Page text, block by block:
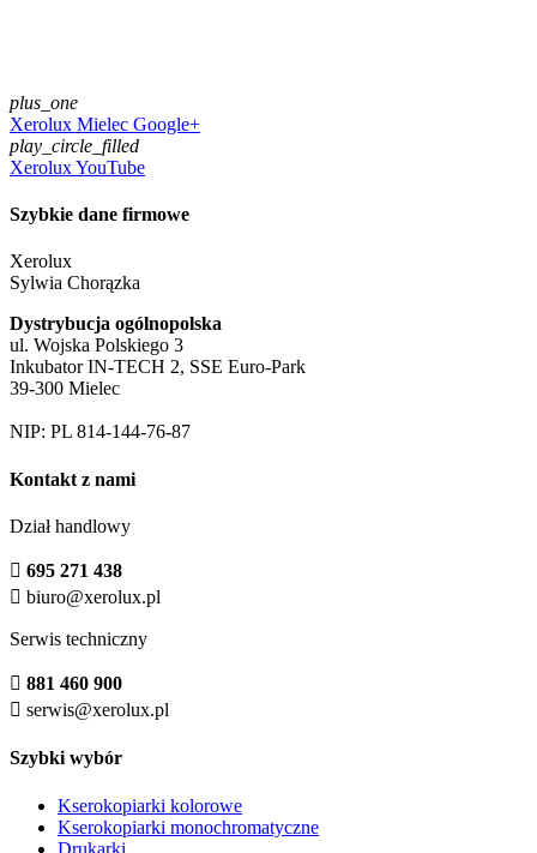
plus_one
Xerolux Mielec Google+
play_circle_filled
Xerolux YouTube
Szybkie dane firmowe
Xerolux
Sylwia Chorązka
Dystrybucja ogólnopolska
ul. Wojska Polskiego 3
Inkubator IN-TECH 2, SSE Euro-Park
39-300 Mielec
NIP: PL 814-144-76-87
Kontakt z nami
Dział handlowy
 695 271 438
 biuro@xerolux.pl
Serwis techniczny
 881 460 900
 serwis@xerolux.pl
Szybki wybór
Kserokopiarki kolorowe
Kserokopiarki monochromatyczne
Drukarki